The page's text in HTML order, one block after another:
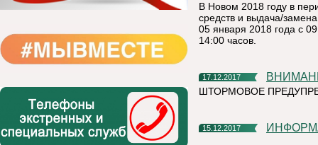
В Новом 2018 году в
средств и выдача/
05 января 2018 года с
14:00 часов.
17.12.2017
ШТОРМОВОЕ
15.12.2017